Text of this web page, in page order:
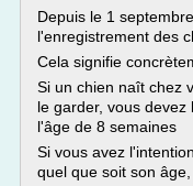
Depuis le 1
l'enregistrement des
Cela signifie
Si un chien naît chez
le garder, vous
l'âge de 8 semaines
Si vous avez
quel que soit son